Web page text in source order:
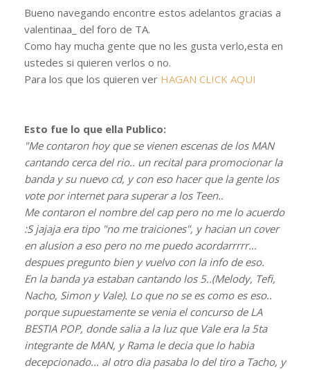
Bueno navegando encontre estos adelantos gracias a
valentinaa_ del foro de TA.
Como hay mucha gente que no les gusta verlo,esta en
ustedes si quieren verlos o no.
Para los que los quieren ver HAGAN CLICK AQUI
Esto fue lo que ella Publico:
"Me contaron hoy que se vienen escenas de los MAN
cantando cerca del rio.. un recital para promocionar la
banda y su nuevo cd, y con eso hacer que la gente los
vote por internet para superar a los Teen..
Me contaron el nombre del cap pero no me lo acuerdo
:S jajaja era tipo "no me traiciones", y hacian un cover
en alusion a eso pero no me puedo acordarrrrr...
despues pregunto bien y vuelvo con la info de eso.
En la banda ya estaban cantando los 5..(Melody, Tefi,
Nacho, Simon y Vale). Lo que no se es como es eso..
porque supuestamente se venia el concurso de LA
BESTIA POP, donde salia a la luz que Vale era la 5ta
integrante de MAN, y Rama le decia que lo habia
decepcionado... al otro dia pasaba lo del tiro a Tacho, y